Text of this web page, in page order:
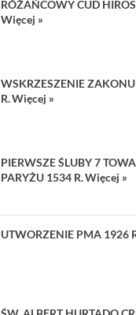
RÓŻAŃCOWY CUD
Więcej »
WSKRZESZENIE
R.Więcej »
PIERWSZE ŚLUBY 7
PARYŻU 1534 R.Więcej »
UTWORZENIE PMA 1926